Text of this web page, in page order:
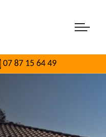
07 87 15 64 49